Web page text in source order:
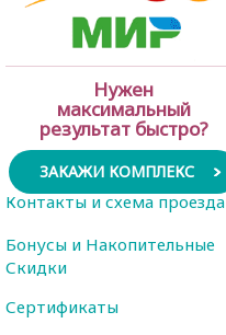
Нужен
максимальный
результат быстро?
ЗАКАЖИ КОМПЛЕКС
Контакты и схема проезда
Бонусы и Накопительные
Скидки
Сертификаты